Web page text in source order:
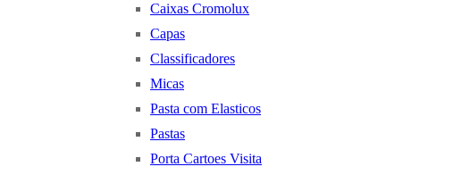
Caixas Cromolux
Capas
Classificadores
Micas
Pasta com Elasticos
Pastas
Porta Cartoes Visita